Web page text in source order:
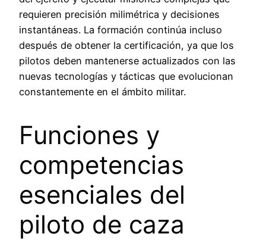
requieren precisión milimétrica y decisiones
instantáneas. La formación continúa incluso
después de obtener la certificación, ya que los
pilotos deben mantenerse actualizados con las
nuevas tecnologías y tácticas que evolucionan
constantemente en el ámbito militar.
Funciones y
competencias
esenciales del
piloto de caza